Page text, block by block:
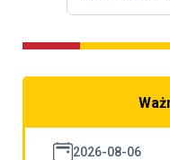
2026-08-06